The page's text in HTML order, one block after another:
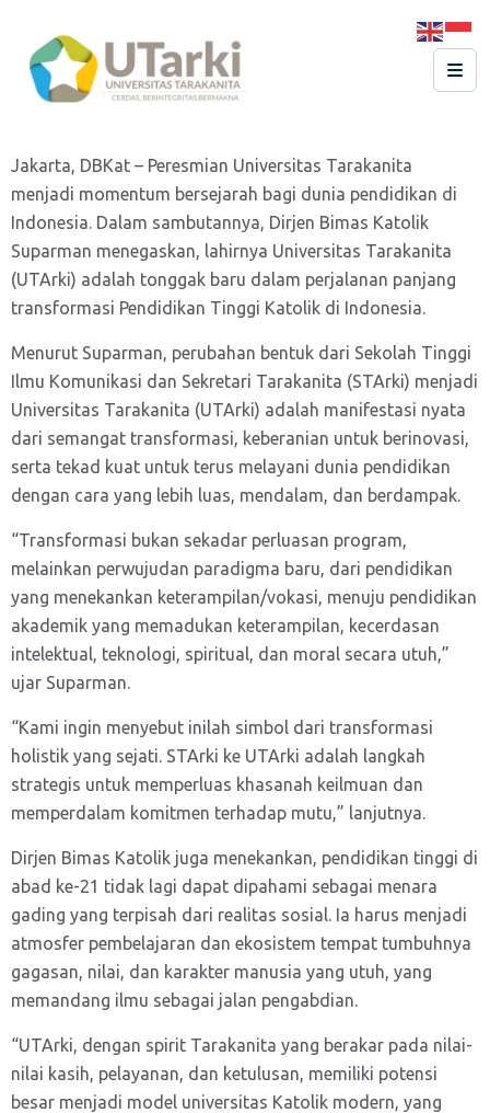
Jakarta, DBKat – Peresmian Universitas Tarakanita
menjadi momentum bersejarah bagi dunia pendidikan di
Indonesia. Dalam sambutannya, Dirjen Bimas Katolik
Suparman menegaskan, lahirnya Universitas Tarakanita
(UTArki) adalah tonggak baru dalam perjalanan panjang
transformasi Pendidikan Tinggi Katolik di Indonesia.
Menurut Suparman, perubahan bentuk dari Sekolah Tinggi
Ilmu Komunikasi dan Sekretari Tarakanita (STArki) menjadi
Universitas Tarakanita (UTArki) adalah manifestasi nyata
dari semangat transformasi, keberanian untuk berinovasi,
serta tekad kuat untuk terus melayani dunia pendidikan
dengan cara yang lebih luas, mendalam, dan berdampak.
“Transformasi bukan sekadar perluasan program,
melainkan perwujudan paradigma baru, dari pendidikan
yang menekankan keterampilan/vokasi, menuju pendidikan
akademik yang memadukan keterampilan, kecerdasan
intelektual, teknologi, spiritual, dan moral secara utuh,”
ujar Suparman.
“Kami ingin menyebut inilah simbol dari transformasi
holistik yang sejati. STArki ke UTArki adalah langkah
strategis untuk memperluas khasanah keilmuan dan
memperdalam komitmen terhadap mutu,” lanjutnya.
Dirjen Bimas Katolik juga menekankan, pendidikan tinggi di
abad ke-21 tidak lagi dapat dipahami sebagai menara
gading yang terpisah dari realitas sosial. Ia harus menjadi
atmosfer pembelajaran dan ekosistem tempat tumbuhnya
gagasan, nilai, dan karakter manusia yang utuh, yang
memandang ilmu sebagai jalan pengabdian.
“UTArki, dengan spirit Tarakanita yang berakar pada nilai-
nilai kasih, pelayanan, dan ketulusan, memiliki potensi
besar menjadi model universitas Katolik modern, yang